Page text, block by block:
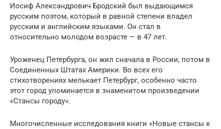
Иосиф Александрович Бродский был выдающимся
русским поэтом, который в равной степени владел
русским и английским языками. Он стал в
относительно молодом возрасте — в 47 лет.
Уроженец Петербурга, он жил сначала в России, потом в
Соединенных Штатах Америки. Во всех его
стихотворениях мелькает Петербург, особенно часто
этот город упоминается в знаменитом произведении
«Стансы городу».
Многочисленные исследования книги «Новые стансы к